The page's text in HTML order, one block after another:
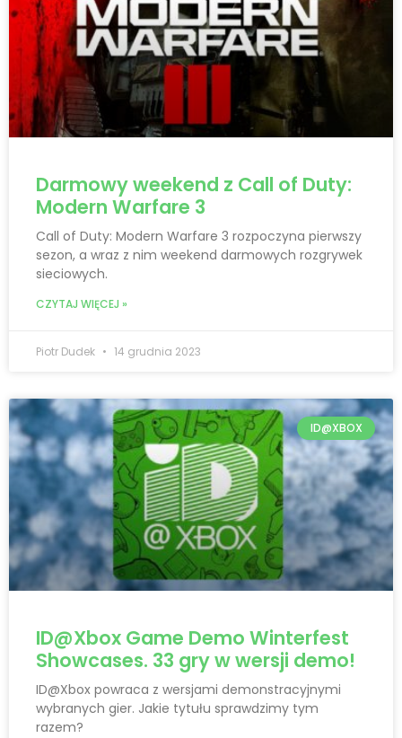
Darmowy weekend z Call of Duty:
Modern Warfare 3
Call of Duty: Modern Warfare 3 rozpoczyna pierwszy
sezon, a wraz z nim weekend darmowych rozgrywek
sieciowych.
CZYTAJ WIĘCEJ »
Piotr Dudek 14 grudnia 2023
ID@XBOX
ID@Xbox Game Demo Winterfest
Showcases. 33 gry w wersji demo!
ID@Xbox powraca z wersjami demonstracyjnymi
wybranych gier. Jakie tytułu sprawdzimy tym
razem?